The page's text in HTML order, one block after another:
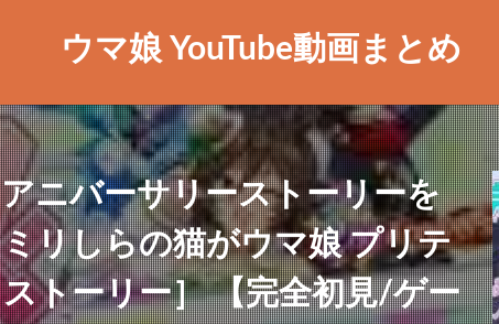
ウマ娘 YouTube動画まとめ
ニバーサリーストーリーを
リしらの猫がウマ娘 プリテ
トーリー］ 【完全初見/ゲー